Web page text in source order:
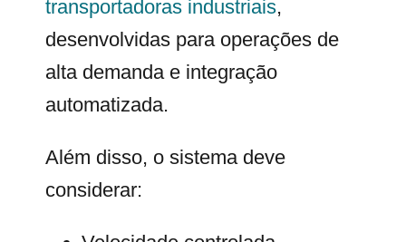
transportadoras industriais,
desenvolvidas para operações de
alta demanda e integração
automatizada.
Além disso, o sistema deve
considerar: